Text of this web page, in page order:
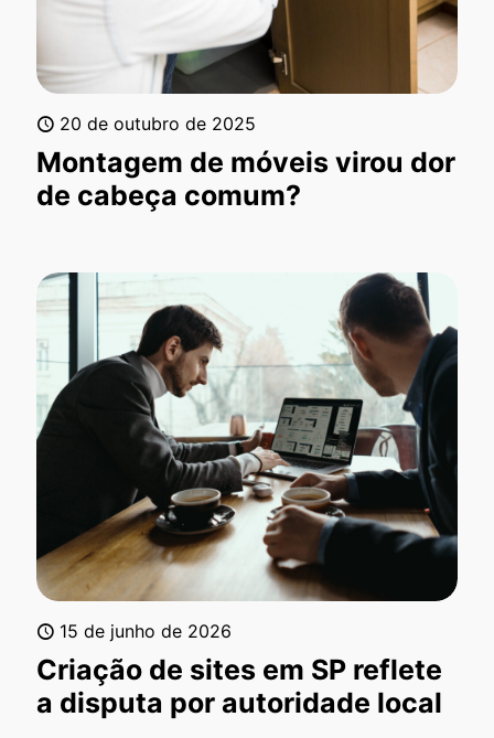
20 de outubro de 2025
Montagem de móveis virou dor
de cabeça comum?
15 de junho de 2026
Criação de sites em SP reflete
a disputa por autoridade local